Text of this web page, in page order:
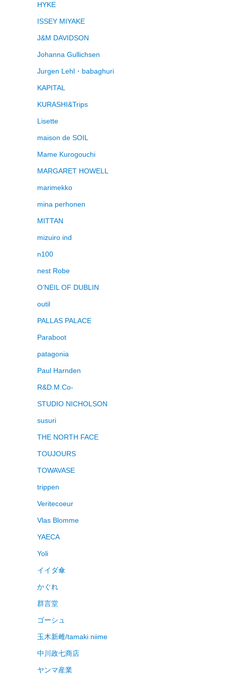
HYKE
ISSEY MIYAKE
J&M DAVIDSON
Johanna Gullichsen
Jurgen Lehl・babaghuri
KAPITAL
KURASHI&Trips
Lisette
maison de SOIL
Mame Kurogouchi
MARGARET HOWELL
marimekko
mina perhonen
MITTAN
mizuiro ind
n100
nest Robe
O’NEIL OF DUBLIN
outil
PALLAS PALACE
Paraboot
patagonia
Paul Harnden
R&D.M.Co-
STUDIO NICHOLSON
susuri
THE NORTH FACE
TOUJOURS
TOWAVASE
trippen
Veritecoeur
Vlas Blomme
YAECA
Yoli
イイダ傘
かぐれ
群言堂
ゴーシュ
玉木新雌/tamaki niime
中川政七商店
ヤンマ産業